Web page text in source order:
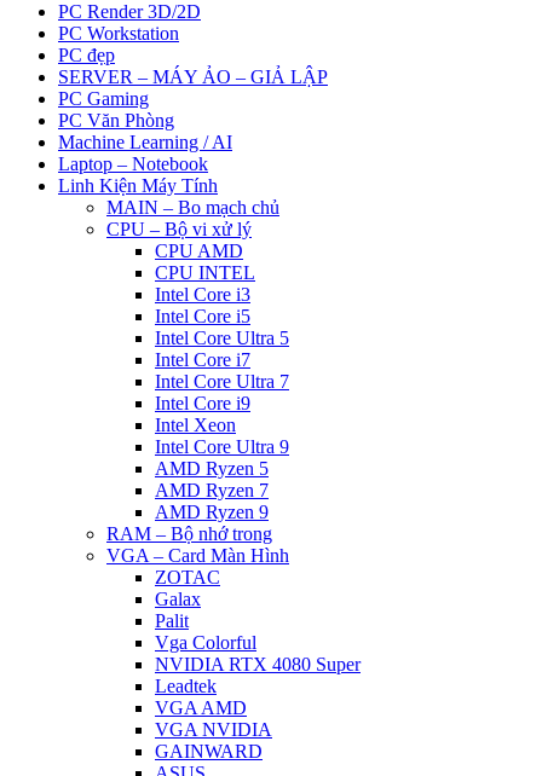
PC Render 3D/2D
PC Workstation
PC đẹp
SERVER – MÁY ẢO – GIẢ LẬP
PC Gaming
PC Văn Phòng
Machine Learning / AI
Laptop – Notebook
Linh Kiện Máy Tính
MAIN – Bo mạch chủ
CPU – Bộ vi xử lý
CPU AMD
CPU INTEL
Intel Core i3
Intel Core i5
Intel Core Ultra 5
Intel Core i7
Intel Core Ultra 7
Intel Core i9
Intel Xeon
Intel Core Ultra 9
AMD Ryzen 5
AMD Ryzen 7
AMD Ryzen 9
RAM – Bộ nhớ trong
VGA – Card Màn Hình
ZOTAC
Galax
Palit
Vga Colorful
NVIDIA RTX 4080 Super
Leadtek
VGA AMD
VGA NVIDIA
GAINWARD